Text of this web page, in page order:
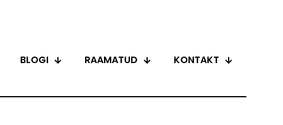
BLOGI RAAMATUD KONTAKT